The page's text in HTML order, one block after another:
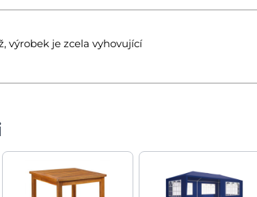
výrobek je zcela vyhovující